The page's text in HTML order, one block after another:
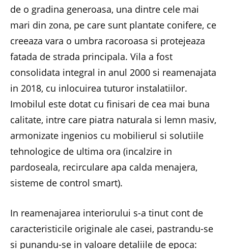
de o gradina generoasa, una dintre cele mai
mari din zona, pe care sunt plantate conifere, ce
creeaza vara o umbra racoroasa si protejeaza
fatada de strada principala. Vila a fost
consolidata integral in anul 2000 si reamenajata
in 2018, cu inlocuirea tuturor instalatiilor.
Imobilul este dotat cu finisari de cea mai buna
calitate, intre care piatra naturala si lemn masiv,
armonizate ingenios cu mobilierul si solutiile
tehnologice de ultima ora (incalzire in
pardoseala, recirculare apa calda menajera,
sisteme de control smart).
In reamenajarea interiorului s-a tinut cont de
caracteristicile originale ale casei, pastrandu-se
si punandu-se in valoare detaliile de epoca: